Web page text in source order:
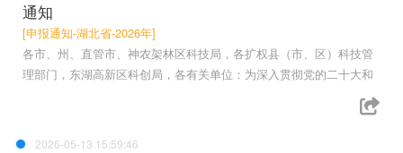
通知
[申报通知-湖北省-2026年]
各市、州、直管市、神农架林区科技局，各扩权县（市、区）科技管
理部门，东湖高新区科创局，各有关单位：为深入贯彻党的二十大和
2026-05-13 15:59:46